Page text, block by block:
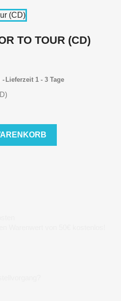
TO TOUR (CD)
Lieferzeit 1 - 3 Tage